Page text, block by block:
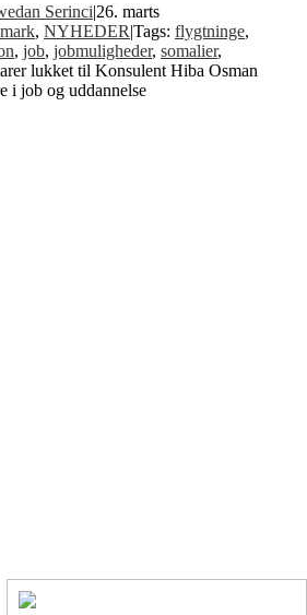
Serinci|26. marts
, NYHEDER|Tags: flygtninge,
, job, jobmuligheder, somalier,
lukket til Konsulent Hiba Osman
i job og uddannelse